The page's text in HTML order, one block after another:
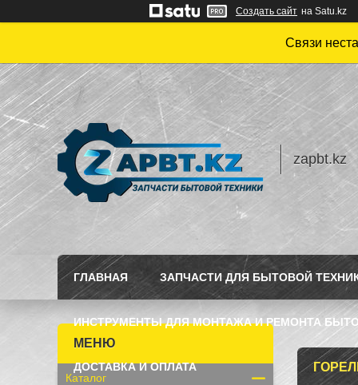
Создать сайт на Satu.kz
Связи
zapbt.kz
ГЛАВНАЯ ЗАПЧАСТИ ДЛЯ БЫТОВОЙ
ИНСТРУМЕНТЫ ДЛЯ МОНТАЖА И РЕМОНТА
ДОСТАВКА И ОПЛАТА
Каталог